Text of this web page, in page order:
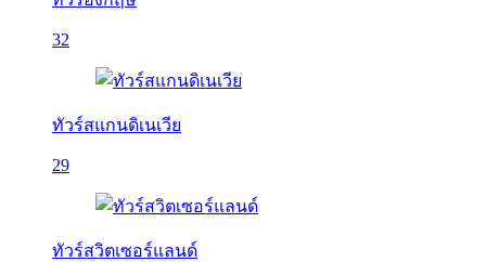
32
ทัวร์สแกนดิเนเวีย
29
ทัวร์สวิตเซอร์แลนด์